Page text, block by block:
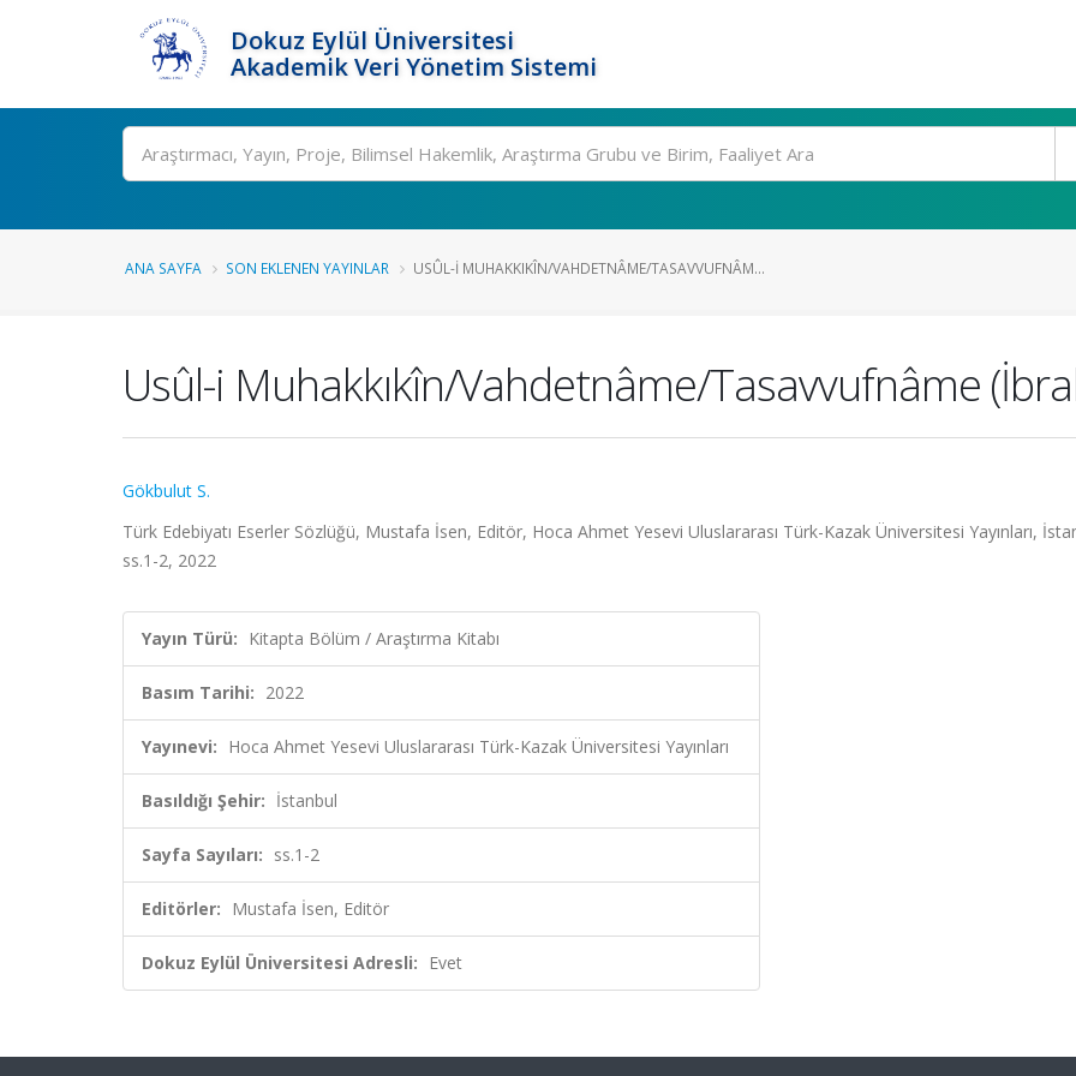
Dokuz Eylül Üniversitesi
Akademik Veri Yönetim Sistemi
Ara
ANA SAYFA SON EKLENEN YAYINLAR USÛL-I MUHAKKIKÎN/VAHDETNÂME/TASAVVUFNÂM...
Usûl-i Muhakkıkîn/Vahdetnâme/Tasavvufnâme
Gökbulut S.
Türk Edebiyatı Eserler Sözlüğü, Mustafa İsen, Editör, Hoca Ahmet Yesevi Uluslararası Türk-Kazak Üniversitesi Yayınları,
ss.1-2, 2022
Yayın Türü: Kitapta Bölüm / Araştırma Kitabı
Basım Tarihi: 2022
Yayınevi: Hoca Ahmet Yesevi Uluslararası Türk-Kazak Üniversitesi Yayınları
Basıldığı Şehir: İstanbul
Sayfa Sayıları: ss.1-2
Editörler: Mustafa İsen, Editör
Dokuz Eylül Üniversitesi Adresli: Evet